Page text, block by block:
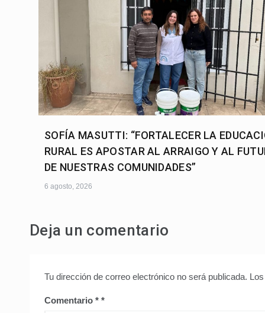
SOFÍA MASUTTI: “FORTALECER LA
RURAL ES APOSTAR AL ARRAIGO Y AL
DE NUESTRAS COMUNIDADES”
6 agosto, 2026
Deja un comentario
Tu dirección de correo electrónico no será publicada.
Comentario *